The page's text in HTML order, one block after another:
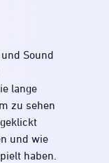
Sound
lange
zu sehen
und wie
haben.